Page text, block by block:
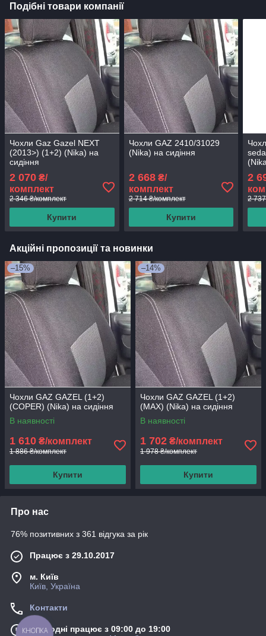
Подібні товари компанії
Чохли Gaz Gazel NEXT
(2013>) (1+2) (Nika) на
сидіння
2 070 ₴/
комплект
2 346 ₴/комплект
Купити
Чохли GAZ 2410/31029
(Nika) на сидіння
2 668₴/
комплект
2 714 ₴/комплект
Купити
2
2
Акційні пропозиції та новинки
–15%
Чохли GAZ GAZEL (1+2)
(COPER) (Nika) на сидіння
В наявності
1 610 ₴/комплект
1 886 ₴/комплект
Купити
–14%
Чохли GAZ GAZEL (1+2)
(MAX) (Nika) на сидіння
В наявності
1 702 ₴/комплект
1 978 ₴/комплект
Купити
Про нас
76% позитивних з 361 відгука за рік
Працює з 29.10.2017
м. Київ
Київ, Україна
Контакти
Сьогодні працює з 09:00 до 19:00
КНОПКА